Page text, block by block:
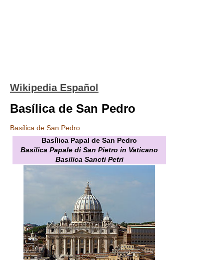
Wikipedia Español
Basílica de San Pedro
Basílica de San Pedro
Basílica Papal de San Pedro
Basilica Papale di San Pietro in Vaticano
Basilica Sancti Petri